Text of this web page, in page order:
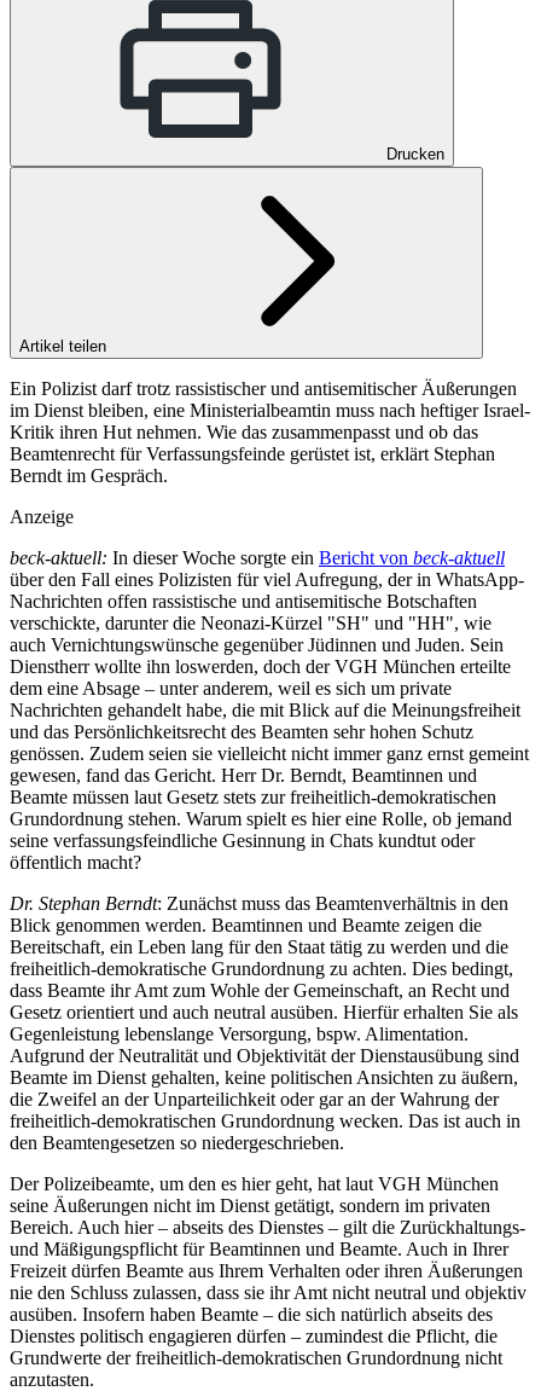
Drucken
Artikel teilen
Ein Polizist darf trotz rassistischer und antisemitischer Äußerungen
im Dienst bleiben, eine Ministerialbeamtin muss nach heftiger Israel-
Kritik ihren Hut nehmen. Wie das zusammenpasst und ob das
Beamtenrecht für Verfassungsfeinde gerüstet ist, erklärt Stephan
Berndt im Gespräch.
Anzeige
beck-aktuell: In dieser Woche sorgte ein Bericht von beck-aktuell
über den Fall eines Polizisten für viel Aufregung, der in WhatsApp-
Nachrichten offen rassistische und antisemitische Botschaften
verschickte, darunter die Neonazi-Kürzel "SH" und "HH", wie
auch Vernichtungswünsche gegenüber Jüdinnen und Juden. Sein
Dienstherr wollte ihn loswerden, doch der VGH München erteilte
dem eine Absage – unter anderem, weil es sich um private
Nachrichten gehandelt habe, die mit Blick auf die Meinungsfreiheit
und das Persönlichkeitsrecht des Beamten sehr hohen Schutz
genössen. Zudem seien sie vielleicht nicht immer ganz ernst gemeint
gewesen, fand das Gericht. Herr Dr. Berndt, Beamtinnen und
Beamte müssen laut Gesetz stets zur freiheitlich-demokratischen
Grundordnung stehen. Warum spielt es hier eine Rolle, ob jemand
seine verfassungsfeindliche Gesinnung in Chats kundtut oder
öffentlich macht?
Dr. Stephan Berndt: Zunächst muss das Beamtenverhältnis in den
Blick genommen werden. Beamtinnen und Beamte zeigen die
Bereitschaft, ein Leben lang für den Staat tätig zu werden und die
freiheitlich-demokratische Grundordnung zu achten. Dies bedingt,
dass Beamte ihr Amt zum Wohle der Gemeinschaft, an Recht und
Gesetz orientiert und auch neutral ausüben. Hierfür erhalten Sie als
Gegenleistung lebenslange Versorgung, bspw. Alimentation.
Aufgrund der Neutralität und Objektivität der Dienstausübung sind
Beamte im Dienst gehalten, keine politischen Ansichten zu äußern,
die Zweifel an der Unparteilichkeit oder gar an der Wahrung der
freiheitlich-demokratischen Grundordnung wecken. Das ist auch in
den Beamtengesetzen so niedergeschrieben.
Der Polizeibeamte, um den es hier geht, hat laut VGH München
seine Äußerungen nicht im Dienst getätigt, sondern im privaten
Bereich. Auch hier – abseits des Dienstes – gilt die Zurückhaltungs-
und Mäßigungspflicht für Beamtinnen und Beamte. Auch in Ihrer
Freizeit dürfen Beamte aus Ihrem Verhalten oder ihren Äußerungen
nie den Schluss zulassen, dass sie ihr Amt nicht neutral und objektiv
ausüben. Insofern haben Beamte – die sich natürlich abseits des
Dienstes politisch engagieren dürfen – zumindest die Pflicht, die
Grundwerte der freiheitlich-demokratischen Grundordnung nicht
anzutasten.